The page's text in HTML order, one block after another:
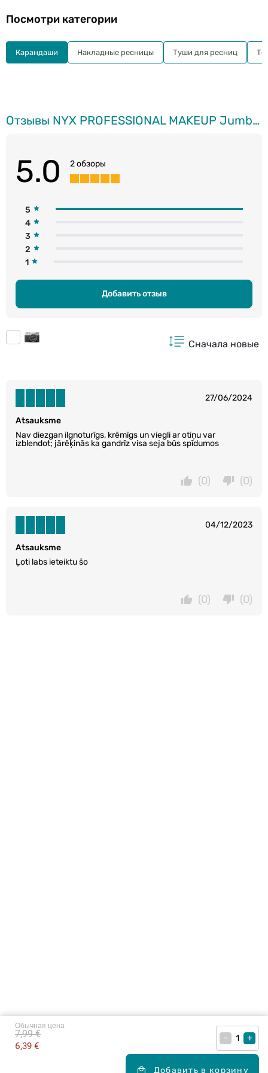
Обычная цена
6,39 €
7,99 € – +
Добавить в корзину
Отзывы NYX PROFESSIONAL MAKEUP Jumbo контурный карандаш для глаз, 634 Frostig, 5г
5.0 2 обзоры
5
4
3
2
1
Добавить отзыв
Сначала новые
27/06/2024
Atsauksme
Nav diezgan ilgnoturīgs, krēmīgs un viegli ar otiņu var
izblendot; jārēķinās ka gandrīz visa seja būs spīdumos
(0)
(0)
04/12/2023
Atsauksme
Ļoti labs ieteiktu šo
(0)
(0)
Посмотри категории
Карандаши Накладные ресницы Туши для ресниц